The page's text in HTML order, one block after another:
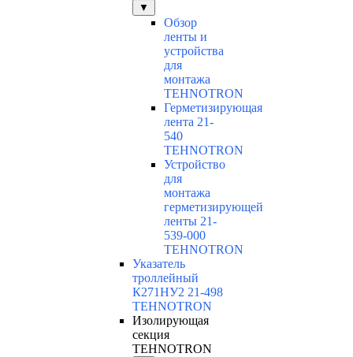
▼
Обзор
ленты и
устройства
для
монтажа
TEHNOTRON
Герметизирующая
лента 21-
540
TEHNOTRON
Устройство
для
монтажа
герметизирующей
ленты 21-
539-000
TEHNOTRON
Указатель
троллейный
К271НУ2 21-498
TEHNOTRON
Изолирующая
секция
TEHNOTRON